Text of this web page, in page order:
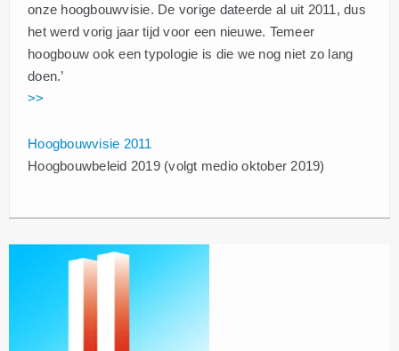
onze hoogbouwvisie. De vorige dateerde al uit 2011, dus
het werd vorig jaar tijd voor een nieuwe. Temeer
hoogbouw ook een typologie is die we nog niet zo lang
doen.’
>>
Hoogbouwvisie 2011
Hoogbouwbeleid 2019 (volgt medio oktober 2019)